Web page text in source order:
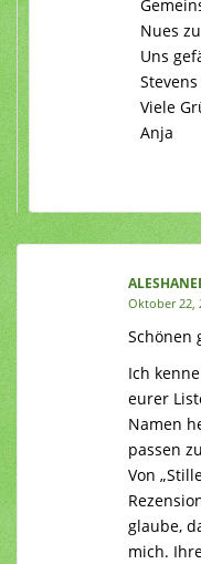
Nues
Uns
Viele
Anja
Oktober 22,
Schönen
Ich
eurer
Namen
passen
Von
glaube,
mich.